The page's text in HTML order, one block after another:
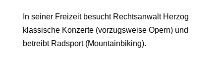
In seiner Freizeit besucht Rechtsanwalt Herzog
klassische Konzerte (vorzugsweise Opern) und
betreibt Radsport (Mountainbiking).